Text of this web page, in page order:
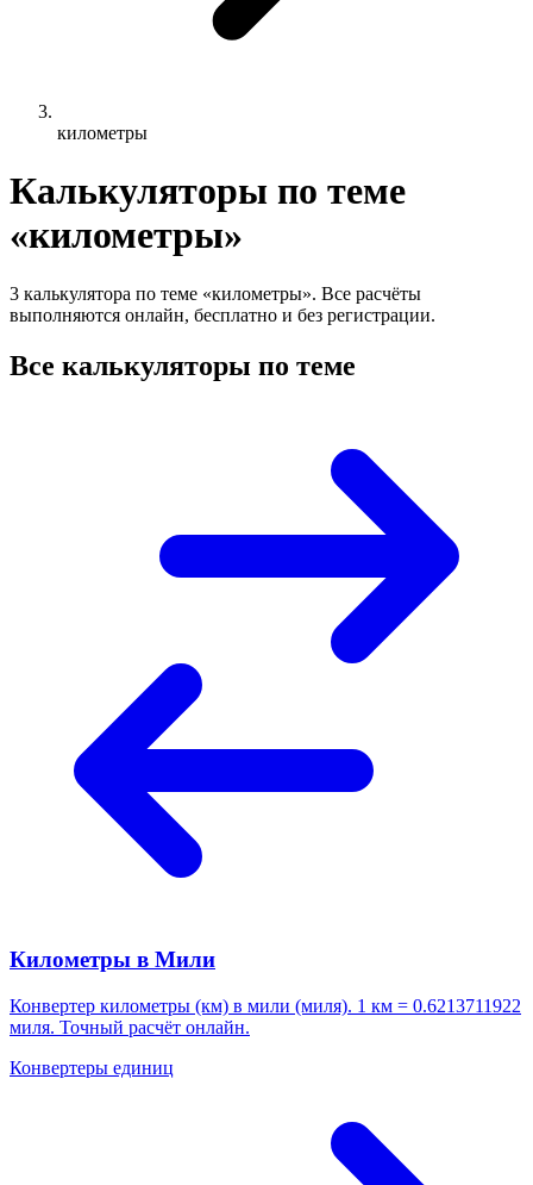
километры
Калькуляторы по теме
«километры»
3 калькулятора по теме «километры». Все расчёты
выполняются онлайн, бесплатно и без регистрации.
Все калькуляторы по теме
Километры в Мили
Конвертер километры (км) в мили (миля). 1 км = 0.6213711922
миля. Точный расчёт онлайн.
Конвертеры единиц